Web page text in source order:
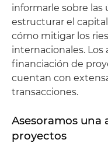
informarle sobre las
estructurar el
cómo mitigar los
internacionales. Los
financiación de
cuentan con
transacciones.
Asesoramos una
proyectos